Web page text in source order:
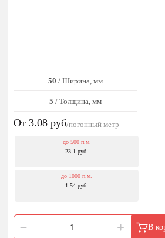
50 / Ширина, мм
5 / Толщина, мм
От 3.08 руб/погонный метр
до 500 п.м.
23.1 руб.
до 1000 п.м.
1.54 руб.
В